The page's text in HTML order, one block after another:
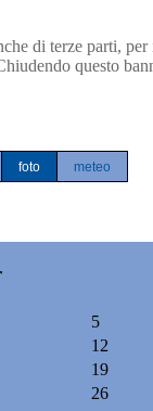
di terze parti,
questo
foto meteo
5
12
19
26